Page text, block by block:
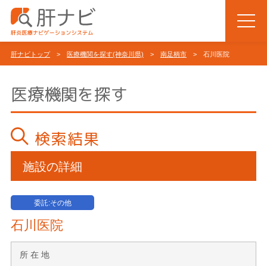
肝ナビトップ> 医療機関を探す(神奈川県) > 南足柄市 > 石川医院
医療機関を探す
検索結果
施設の詳細
委託:その他
石川医院
所 在 地